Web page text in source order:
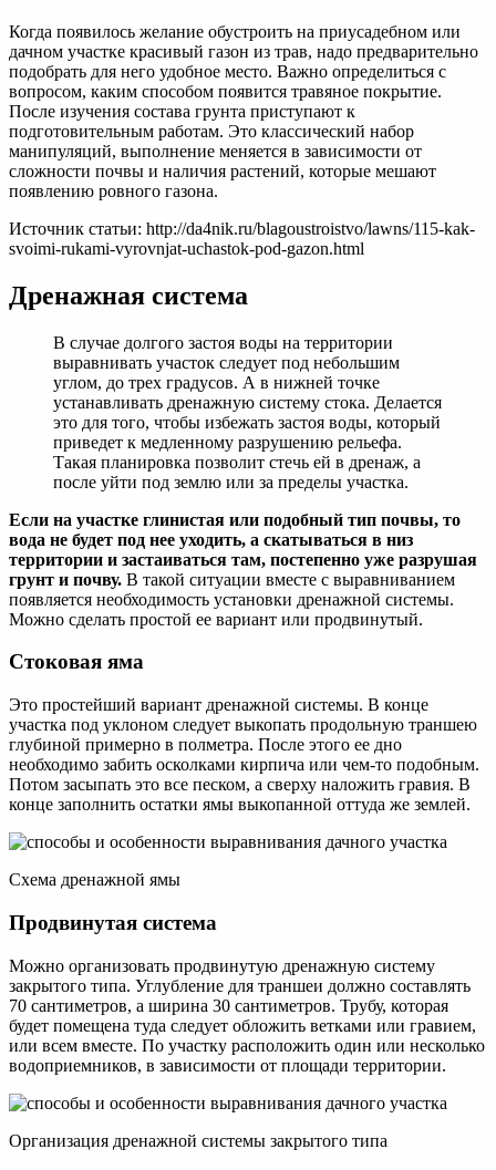
Когда появилось желание обустроить на приусадебном или
дачном участке красивый газон из трав, надо предварительно
подобрать для него удобное место. Важно определиться с
вопросом, каким способом появится травяное покрытие.
После изучения состава грунта приступают к
подготовительным работам. Это классический набор
манипуляций, выполнение меняется в зависимости от
сложности почвы и наличия растений, которые мешают
появлению ровного газона.
Источник статьи: http://da4nik.ru/blagoustroistvo/lawns/115-kak-
svoimi-rukami-vyrovnjat-uchastok-pod-gazon.html
Дренажная система
В случае долгого застоя воды на территории
выравнивать участок следует под небольшим
углом, до трех градусов. А в нижней точке
устанавливать дренажную систему стока. Делается
это для того, чтобы избежать застоя воды, который
приведет к медленному разрушению рельефа.
Такая планировка позволит стечь ей в дренаж, а
после уйти под землю или за пределы участка.
Если на участке глинистая или подобный тип почвы, то
вода не будет под нее уходить, а скатываться в низ
территории и застаиваться там, постепенно уже разрушая
грунт и почву. В такой ситуации вместе с выравниванием
появляется необходимость установки дренажной системы.
Можно сделать простой ее вариант или продвинутый.
Стоковая яма
Это простейший вариант дренажной системы. В конце
участка под уклоном следует выкопать продольную траншею
глубиной примерно в полметра. После этого ее дно
необходимо забить осколками кирпича или чем-то подобным.
Потом засыпать это все песком, а сверху наложить гравия. В
конце заполнить остатки ямы выкопанной оттуда же землей.
Схема дренажной ямы
Продвинутая система
Можно организовать продвинутую дренажную систему
закрытого типа. Углубление для траншеи должно составлять
70 сантиметров, а ширина 30 сантиметров. Трубу, которая
будет помещена туда следует обложить ветками или гравием,
или всем вместе. По участку расположить один или несколько
водоприемников, в зависимости от площади территории.
Организация дренажной системы закрытого типа